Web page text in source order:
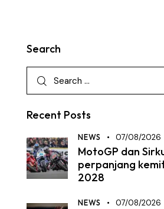
Search
Recent Posts
NEWS 07/08/2026
MotoGP dan
perpanjang
2028
NEWS 07/08/2026